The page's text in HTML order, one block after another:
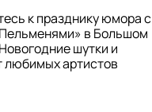
к празднику юмора с
в Большом
шутки и
артистов